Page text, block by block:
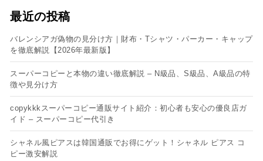
最近の投稿
バレンシアガ偽物の見分け方｜財布・Tシャツ・パーカー・キャップ
を徹底解説【2026年最新版】
スーパーコピーと本物の違い徹底解説 – N級品、S級品、A級品の特
徴や見分け方
copykkkスーパーコピー通販サイト紹介：初心者も安心の優良店ガ
イド – スーパーコピー代引き
シャネル風ピアスは韓国通販でお得にゲット！シャネル ピアス コ
ピー​激安解説